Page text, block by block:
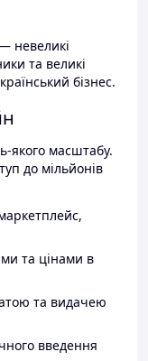
невеликі
та великі
бізнес.
якого масштабу.
до мільйонів
та цінами в
та видачею
введення